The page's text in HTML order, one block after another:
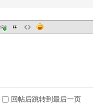
回帖后跳转到最后一页